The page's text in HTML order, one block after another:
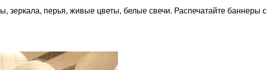
зеркала, перья, живые цветы, белые свечи. Распечатайте баннеры с